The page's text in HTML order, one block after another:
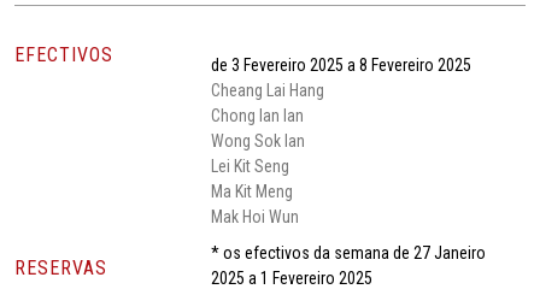
EFECTIVOS
de 3 Fevereiro 2025 a 8 Fevereiro 2025
Cheang Lai Hang
Chong Ian Ian
Wong Sok Ian
Lei Kit Seng
Ma Kit Meng
Mak Hoi Wun
RESERVAS
* os efectivos da semana de 27 Janeiro
2025 a 1 Fevereiro 2025